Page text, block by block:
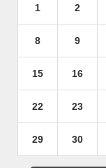
1 2
8 9
15 16
22 23
29 30